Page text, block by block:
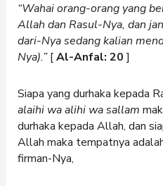
“Wahai orang-orang yang
Allah dan Rasul-Nya, dan
dari-Nya sedang kalian
Nya).”[Al-Anfal: 20]
Siapa yang durhaka kepada
alaihi wa alihi wa sallam
durhaka kepada Allah, dan
Allah maka tempatnya
firman-Nya,